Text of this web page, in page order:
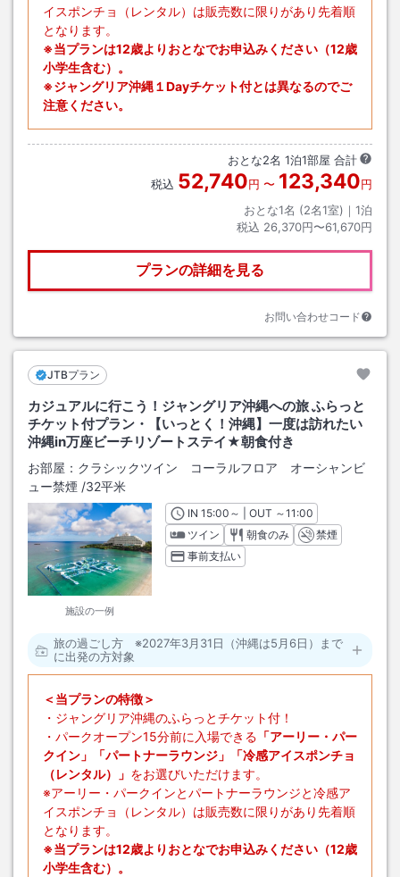
イスポンチョ（レンタル）は販売数に限りがあり先着順
となります。
※当プランは12歳よりおとなでお申込みください（12歳
小学生含む）。
※ジャングリア沖縄１Dayチケット付とは異なるのでご
注意ください。
おとな2名 1泊1部屋 合計
税込 52,740円 〜 123,340円
おとな1名 (2名1室)｜ 1泊
税込 26,370円〜61,670円
プランの詳細を見る
お問い合わせコード
JTBプラン
カジュアルに行こう！ジャングリア沖縄への旅 ふらっと
チケット付プラン・【いっとく！沖縄】一度は訪れたい
沖縄in万座ビーチリゾートステイ★朝食付き
お部屋： クラシックツイン コーラルフロア オーシャンビ
ュー禁煙 /32平米
施設の一例
INチェックイン
15:00 ～ | OUT チェックアウト
～11:00
ツイン
朝食のみ
禁煙
事前支払い
旅の過ごし方 ※2027年3月31日（沖縄は5月6日）まで
に出発の方対象
＜当プランの特徴＞
・ジャングリア沖縄のふらっとチケット付！
・パークオープン15分前に入場できる 「アーリー・パー
クイン」「パートナーラウンジ」「冷感アイスポンチョ
（レンタル）」 をお選びいただけます。
※アーリー・パークインとパートナーラウンジと冷感ア
イスポンチョ（レンタル）は販売数に限りがあり先着順
となります。
※当プランは12歳よりおとなでお申込みください（12歳
小学生含む）。